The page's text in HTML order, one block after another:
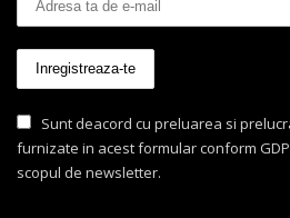
Sunt deacord cu preluarea si
furnizate in acest formular conform
scopul de newsletter.